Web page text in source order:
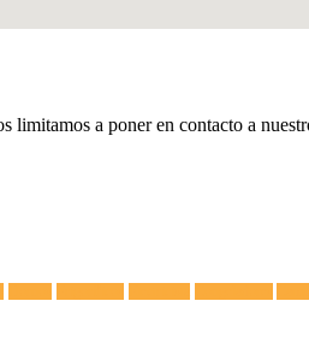
limitamos a poner en contacto a